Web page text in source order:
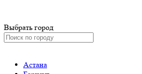
Выбрать город
Астана